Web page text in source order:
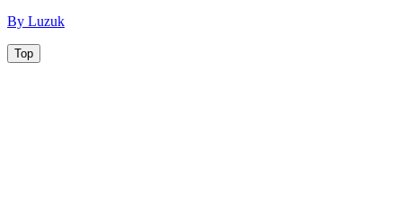
By Luzuk
Top